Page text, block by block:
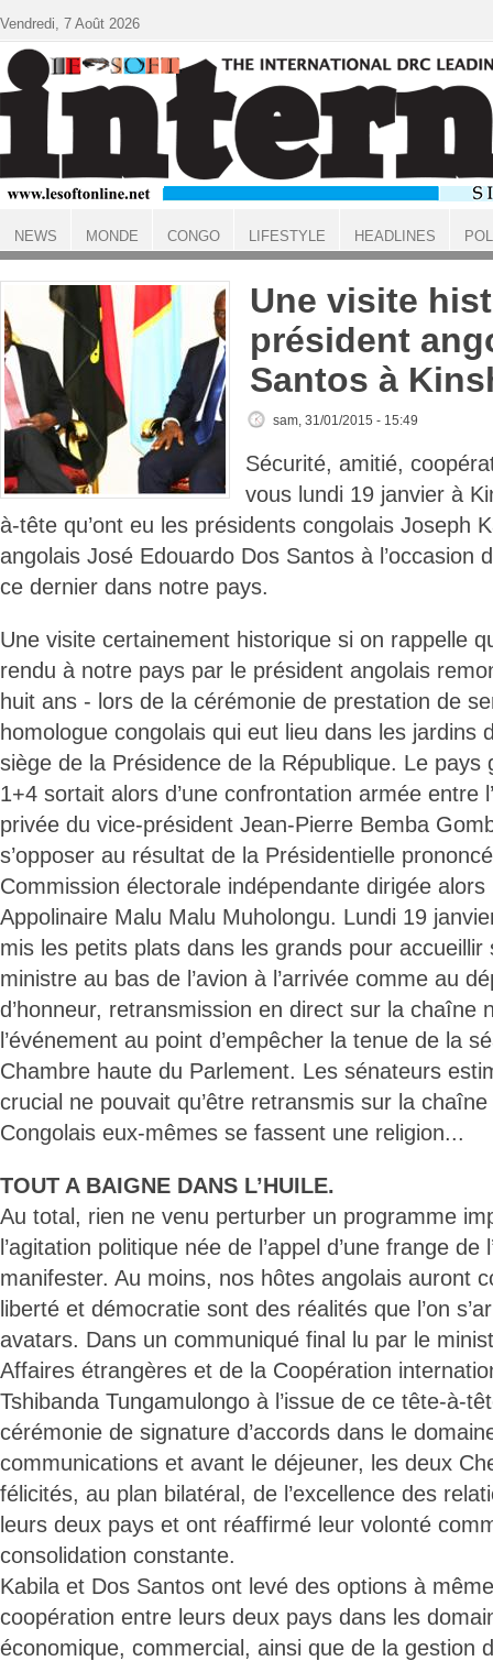
ACCUEIL
Une visite
président
Santos à
sam, 31/01/2015 - 15:49
Sécurité, amitié,
vous lundi 19 janvier à
à-tête qu’ont eu les présidents congolais Joseph
angolais José Edouardo Dos Santos à l’occasion
ce dernier dans notre pays.
Une visite certainement historique si on rappelle
rendu à notre pays par le président angolais
huit ans - lors de la cérémonie de prestation de
homologue congolais qui eut lieu dans les jardins
siège de la Présidence de la République. Le pays
1+4 sortait alors d’une confrontation armée entre
privée du vice-président Jean-Pierre Bemba
s’opposer au résultat de la Présidentielle
Commission électorale indépendante dirigée
Appolinaire Malu Malu Muholongu. Lundi 19
mis les petits plats dans les grands pour
ministre au bas de l’avion à l’arrivée comme au
d’honneur, retransmission en direct sur la chaîne
l’événement au point d’empêcher la tenue de la
Chambre haute du Parlement. Les sénateurs
crucial ne pouvait qu’être retransmis sur la
Congolais eux-mêmes se fassent une religion...
TOUT A BAIGNE DANS L’HUILE.
Au total, rien ne venu perturber un programme
l’agitation politique née de l’appel d’une frange de
manifester. Au moins, nos hôtes angolais auront
liberté et démocratie sont des réalités que l’on
avatars. Dans un communiqué final lu par le
Affaires étrangères et de la Coopération
Tshibanda Tungamulongo à l’issue de ce tête-à-
cérémonie de signature d’accords dans le
communications et avant le déjeuner, les deux
félicités, au plan bilatéral, de l’excellence des
leurs deux pays et ont réaffirmé leur volonté
consolidation constante.
Kabila et Dos Santos ont levé des options à
coopération entre leurs deux pays dans les
économique, commercial, ainsi que de la gestion
Vendredi, 7 Août 2026
NEWS MONDE CONGO LIFESTYLE HEADLINES